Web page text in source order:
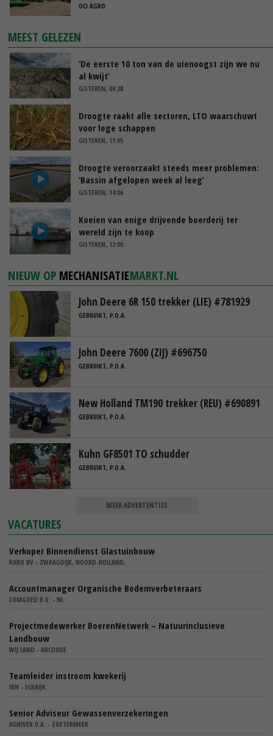
OCI AGRO
MEEST GELEZEN
‘De eerste 10 ton van de uienoogst zijn we nu
al kwijt’
GISTEREN, 09:28
Droogte raakt alle sectoren, LTO waarschuwt
voor lege schappen
GISTEREN, 11:05
Droogte veroorzaakt steeds meer problemen:
‘Bassin afgelopen week al leeg’
GISTEREN, 14:06
Koeien van enige drijvende boerderij ter
wereld zijn te koop
GISTEREN, 12:00
NIEUW OP MECHANISATIEMARKT.NL
John Deere 6R 150 trekker (LIE) #781929
GEBRUIKT, P.O.A.
John Deere 7600 (ZIJ) #696750
GEBRUIKT, P.O.A.
New Holland TM190 trekker (REU) #690891
GEBRUIKT, P.O.A.
Kuhn GF8501 TO schudder
GEBRUIKT, P.O.A.
MEER ADVERTENTIES
VACATURES
Verkoper Binnendienst Glastuinbouw
KARO BV - ZWAAGDIJK, NOORD-HOLLAND,
Accountmanager Organische Bodemverbeteraars
COMGOED B.V. - NL
Projectmedewerker BoerenNetwerk – Natuurinclusieve
Landbouw
WIJ.LAND - ABCOUDE
Teamleider instroom kwekerij
IBN - SCHAIJK
Senior Adviseur Gewassenverzekeringen
AGRIVER U.A. - ZOETERMEER